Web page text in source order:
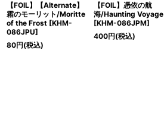
【FOIL】【Alternate】
霜のモーリット/Moritte
of the Frost [KHM-
086JPU]
80円(税込)
【FOIL】憑依の航
海/Haunting Voyage
[KHM-086JPM]
400円(税込)